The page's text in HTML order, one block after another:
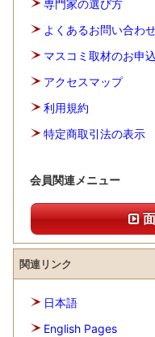
専門家の選び方
よくあるお問い合わ
マスコミ取材のお申
アクセスマップ
利用規約
特定商取引法の表示
会員関連メニュー
関連リンク
日本語
English Pages